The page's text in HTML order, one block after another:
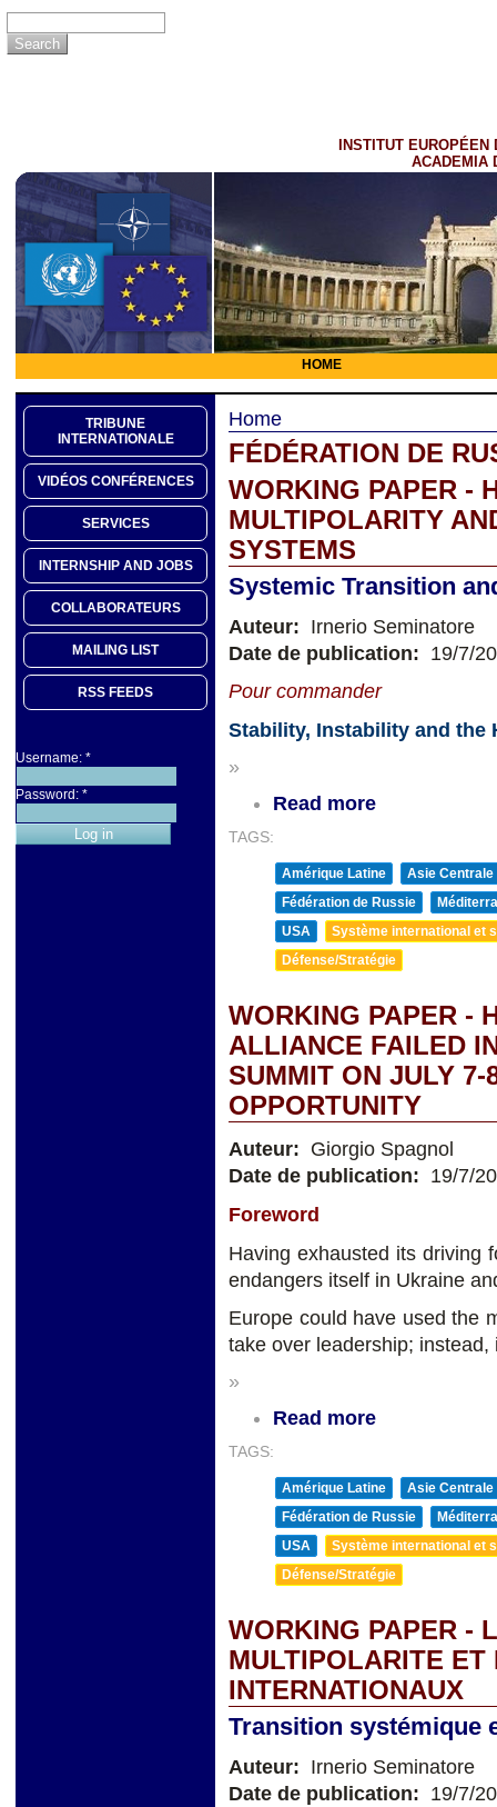
INSTITUT EUROPÉEN
ACADEMIA
HOME
TRIBUNE
INTERNATIONALE
VIDÉOS CONFÉRENCES
SERVICES
INTERNSHIP AND JOBS
COLLABORATEURS
MAILING LIST
RSS FEEDS
Username: *
Password: *
Home
FÉDÉRATION DE
WORKING PAPER -
MULTIPOLARITY
SYSTEMS
Systemic Transition
Auteur: Irnerio Seminatore
Date de publication: 19/7/
Pour commander
Stability, Instability and the
»
Read more
TAGS:
Amérique Latine
Asie Centrale
Fédération de Russie
USA
Système international et
Défense/Stratégie
WORKING PAPER -
ALLIANCE FAILED
SUMMIT ON JULY 7-
OPPORTUNITY
Auteur: Giorgio Spagnol
Date de publication: 19/7/
Foreword
Having exhausted its driving
endangers itself in Ukraine
Europe could have used the
take over leadership;
»
Read more
TAGS:
Amérique Latine
Asie Centrale
Fédération de Russie
USA
Système international et
Défense/Stratégie
WORKING PAPER -
MULTIPOLARITE
INTERNATIONAUX
Transition systémique
Auteur: Irnerio Seminatore
Date de publication: 19/7/